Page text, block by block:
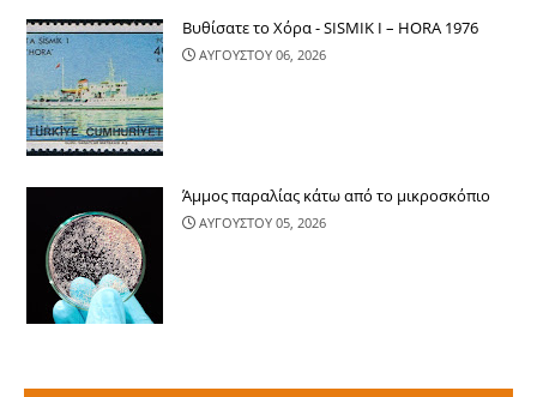
Βυθίσατε το Χόρα - SISMIK I – HORA 1976
ΑΥΓΟΥΣΤΟΥ 06, 2026
Άμμος παραλίας κάτω από το μικροσκόπιο
ΑΥΓΟΥΣΤΟΥ 05, 2026